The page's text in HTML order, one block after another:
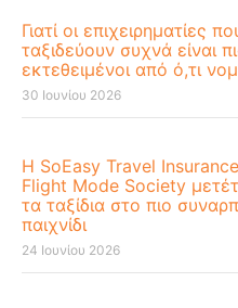
Γιατί οι επιχειρηματίες
ταξιδεύουν συχνά είναι
εκτεθειμένοι από ό,τι
30 Ιουνίου 2026
Η SoEasy Travel
Flight Mode Society
τα ταξίδια στο πιο
παιχνίδι
24 Ιουνίου 2026